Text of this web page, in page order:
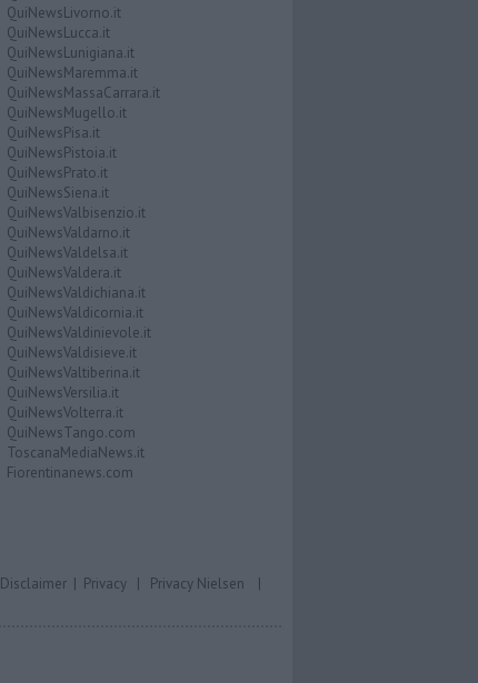
QuiNewsLivorno.it
QuiNewsLucca.it
QuiNewsLunigiana.it
QuiNewsMaremma.it
QuiNewsMassaCarrara.it
QuiNewsMugello.it
QuiNewsPisa.it
QuiNewsPistoia.it
QuiNewsPrato.it
QuiNewsSiena.it
QuiNewsValbisenzio.it
QuiNewsValdarno.it
QuiNewsValdelsa.it
QuiNewsValdera.it
QuiNewsValdichiana.it
QuiNewsValdicornia.it
QuiNewsValdinievole.it
QuiNewsValdisieve.it
QuiNewsValtiberina.it
QuiNewsVersilia.it
QuiNewsVolterra.it
QuiNewsTango.com
ToscanaMediaNews.it
Fiorentinanews.com
Disclaimer | Privacy | Privacy Nielsen |